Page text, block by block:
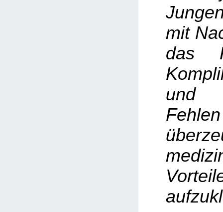
mit
das
und
Fehlen